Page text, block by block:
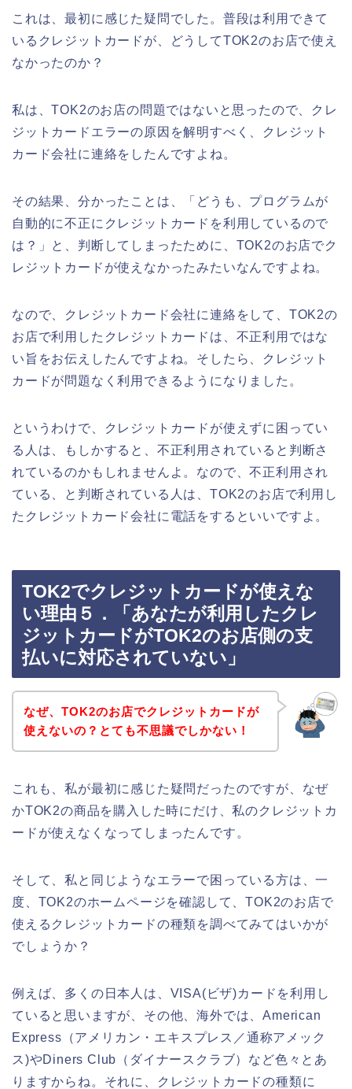
これは、最初に感じた疑問でした。普段は利用できて
いるクレジットカードが、どうしてTOK2のお店で使え
なかったのか？
私は、TOK2のお店の問題ではないと思ったので、クレ
ジットカードエラーの原因を解明すべく、クレジット
カード会社に連絡をしたんですよね。
その結果、分かったことは、「どうも、プログラムが
自動的に不正にクレジットカードを利用しているので
は？」と、判断してしまったために、TOK2のお店でク
レジットカードが使えなかったみたいなんですよね。
なので、クレジットカード会社に連絡をして、TOK2の
お店で利用したクレジットカードは、不正利用ではな
い旨をお伝えしたんですよね。そしたら、クレジット
カードが問題なく利用できるようになりました。
というわけで、クレジットカードが使えずに困ってい
る人は、もしかすると、不正利用されていると判断さ
れているのかもしれませんよ。なので、不正利用され
ている、と判断されている人は、TOK2のお店で利用し
たクレジットカード会社に電話をするといいですよ。
TOK2でクレジットカードが使えな
い理由５．「あなたが利用したクレ
ジットカードがTOK2のお店側の支
払いに対応されていない」
なぜ、TOK2のお店でクレジットカードが
使えないの？とても不思議でしかない！
これも、私が最初に感じた疑問だったのですが、なぜ
かTOK2の商品を購入した時にだけ、私のクレジットカ
ードが使えなくなってしまったんです。
そして、私と同じようなエラーで困っている方は、一
度、TOK2のホームページを確認して、TOK2のお店で
使えるクレジットカードの種類を調べてみてはいかが
でしょうか？
例えば、多くの日本人は、VISA(ビザ)カードを利用し
ていると思いますが、その他、海外では、American
Express（アメリカン・エキスプレス／通称アメック
ス)やDiners Club（ダイナースクラブ）など色々とあ
りますからね。それに、クレジットカードの種類に